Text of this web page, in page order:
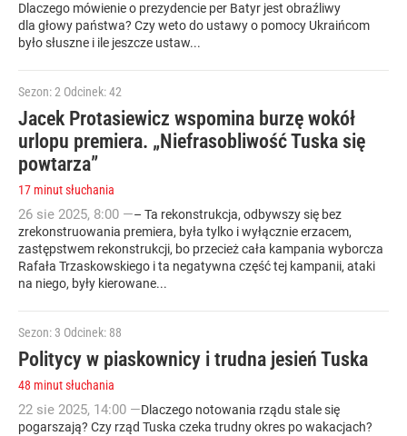
Dlaczego mówienie o prezydencie per Batyr jest obraźliwy
dla głowy państwa? Czy weto do ustawy o pomocy Ukraińcom
było słuszne i ile jeszcze ustaw...
Sezon: 2 Odcinek: 42
Jacek Protasiewicz wspomina burzę wokół
urlopu premiera. „Niefrasobliwość Tuska się
powtarza”
17 minut słuchania
26 sie 2025, 8:00 —– Ta rekonstrukcja, odbywszy się bez
zrekonstruowania premiera, była tylko i wyłącznie erzacem,
zastępstwem rekonstrukcji, bo przecież cała kampania wyborcza
Rafała Trzaskowskiego i ta negatywna część tej kampanii, ataki
na niego, były kierowane...
Sezon: 3 Odcinek: 88
Politycy w piaskownicy i trudna jesień Tuska
48 minut słuchania
22 sie 2025, 14:00 —Dlaczego notowania rządu stale się
pogarszają? Czy rząd Tuska czeka trudny okres po wakacjach?